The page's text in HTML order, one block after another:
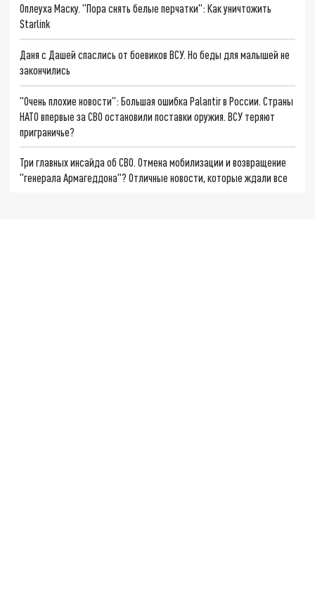
Оплеуха Маску. "Пора снять белые перчатки": Как уничтожить
Starlink
Даня с Дашей спаслись от боевиков ВСУ. Но беды для малышей не
закончились
"Очень плохие новости": Большая ошибка Palantir в России. Страны
НАТО впервые за СВО остановили поставки оружия. ВСУ теряют
приграничье?
Три главных инсайда об СВО. Отмена мобилизации и возвращение
"генерала Армагеддона"? Отличные новости, которые ждали все